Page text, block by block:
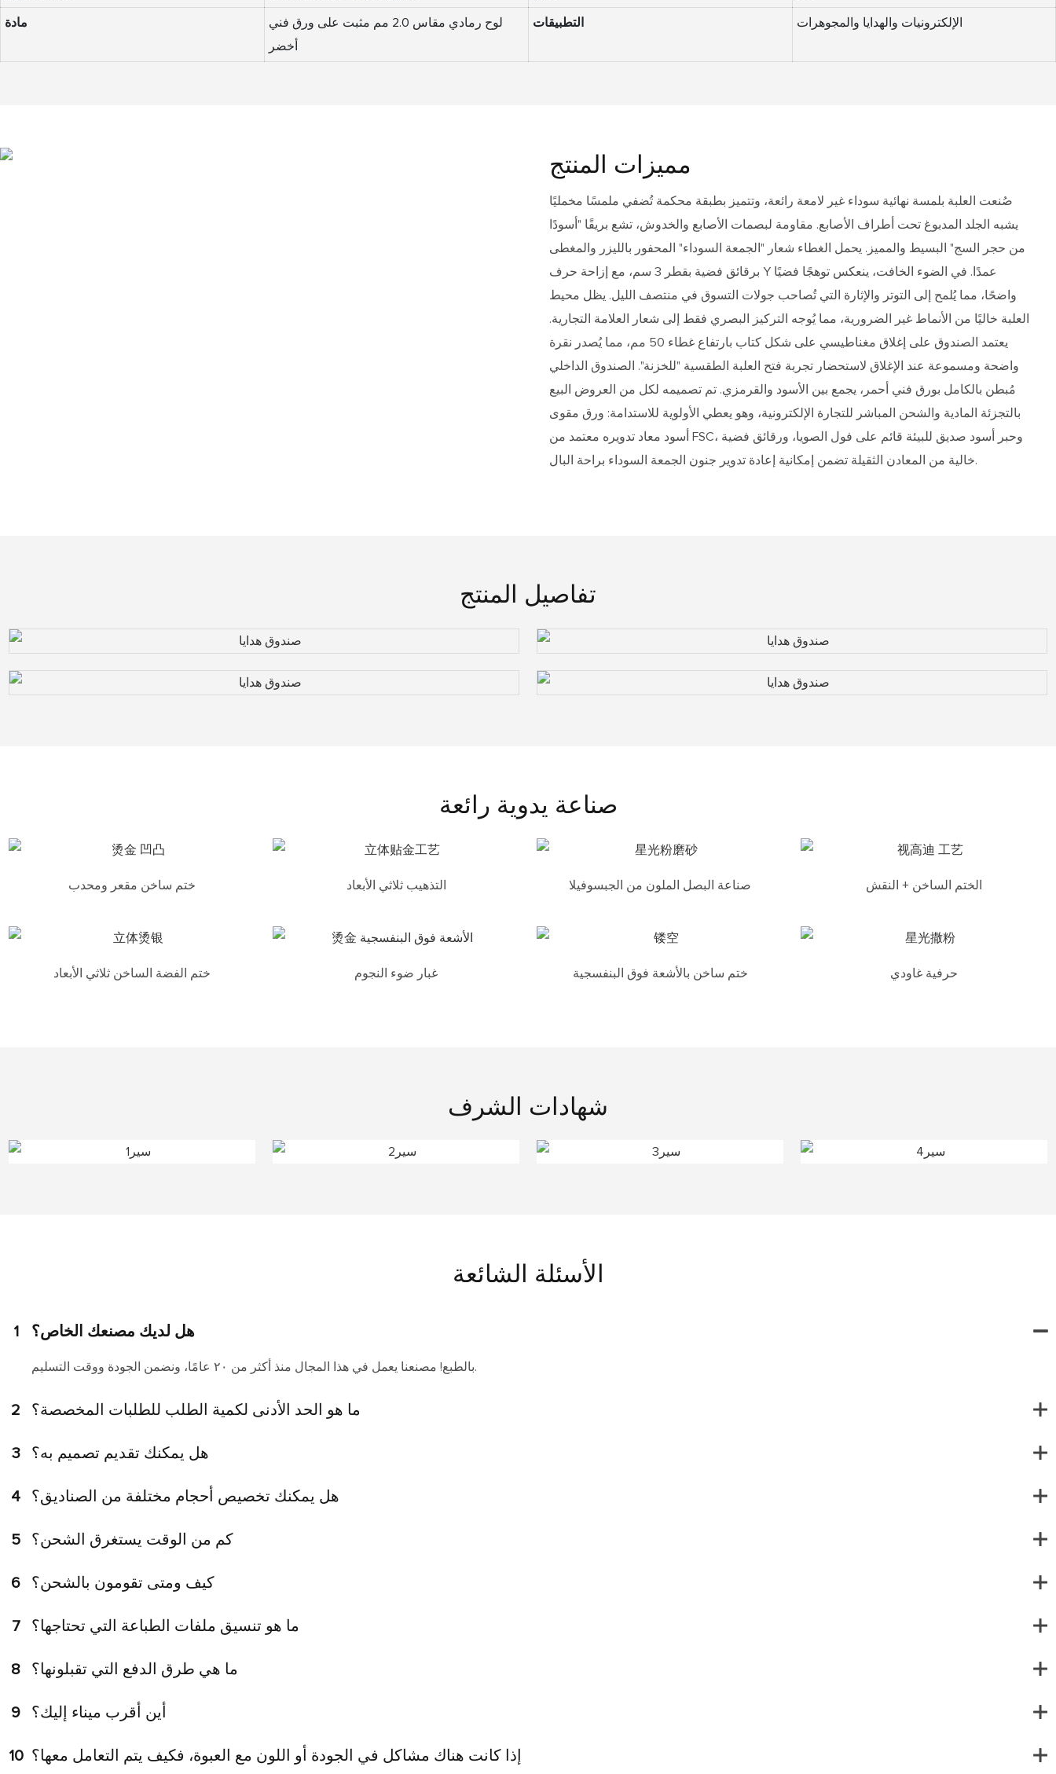
مادة
لوح رمادي مقاس 2.0 مم مثبت على ورق فني
أخضر
التطبيقات الإلكترونيات والهدايا والمجوهرات
مميزات المنتج
صُنعت العلبة بلمسة نهائية سوداء غير لامعة رائعة، وتتميز بطبقة محكمة تُضفي ملمسًا مخمليًا
يشبه الجلد المدبوغ تحت أطراف الأصابع. مقاومة لبصمات الأصابع والخدوش، تشع بريقًا "أسودًا
من حجر السج" البسيط والمميز. يحمل الغطاء شعار "الجمعة السوداء" المحفور بالليزر والمغطى
برقائق فضية بقطر 3 سم، مع إزاحة حرف Y عمدًا. في الضوء الخافت، ينعكس توهجًا فضيًا
واضحًا، مما يُلمح إلى التوتر والإثارة التي تُصاحب جولات التسوق في منتصف الليل. يظل محيط
العلبة خاليًا من الأنماط غير الضرورية، مما يُوجه التركيز البصري فقط إلى شعار العلامة التجارية.
يعتمد الصندوق على إغلاق مغناطيسي على شكل كتاب بارتفاع غطاء 50 مم، مما يُصدر نقرة
واضحة ومسموعة عند الإغلاق لاستحضار تجربة فتح العلبة الطقسية "للخزنة". الصندوق الداخلي
مُبطن بالكامل بورق فني أحمر، يجمع بين الأسود والقرمزي. تم تصميمه لكل من العروض البيع
بالتجزئة المادية والشحن المباشر للتجارة الإلكترونية، وهو يعطي الأولوية للاستدامة: ورق مقوى
أسود معاد تدويره معتمد من FSC، وحبر أسود صديق للبيئة قائم على فول الصويا، ورقائق فضية
خالية من المعادن الثقيلة تضمن إمكانية إعادة تدوير جنون الجمعة السوداء براحة البال.
تفاصيل المنتج
صناعة يدوية رائعة
ختم ساخن مقعر ومحدب التذهيب ثلاثي الأبعاد صناعة البصل الملون من الجبسوفيلا الختم الساخن + النقش
ختم الفضة الساخن ثلاثي الأبعاد غبار ضوء النجوم ختم ساخن بالأشعة فوق البنفسجية حرفية غاودي
شهادات الشرف
الأسئلة الشائعة
1 هل لديك مصنعك الخاص؟
بالطبع! مصنعنا يعمل في هذا المجال منذ أكثر من ٢٠ عامًا، ونضمن الجودة ووقت التسليم.
2 ما هو الحد الأدنى لكمية الطلب للطلبات المخصصة؟
3 هل يمكنك تقديم تصميم به؟
4 هل يمكنك تخصيص أحجام مختلفة من الصناديق؟
5 كم من الوقت يستغرق الشحن؟
6 كيف ومتى تقومون بالشحن؟
7 ما هو تنسيق ملفات الطباعة التي تحتاجها؟
8 ما هي طرق الدفع التي تقبلونها؟
9 أين أقرب ميناء إليك؟
10 إذا كانت هناك مشاكل في الجودة أو اللون مع العبوة، فكيف يتم التعامل معها؟